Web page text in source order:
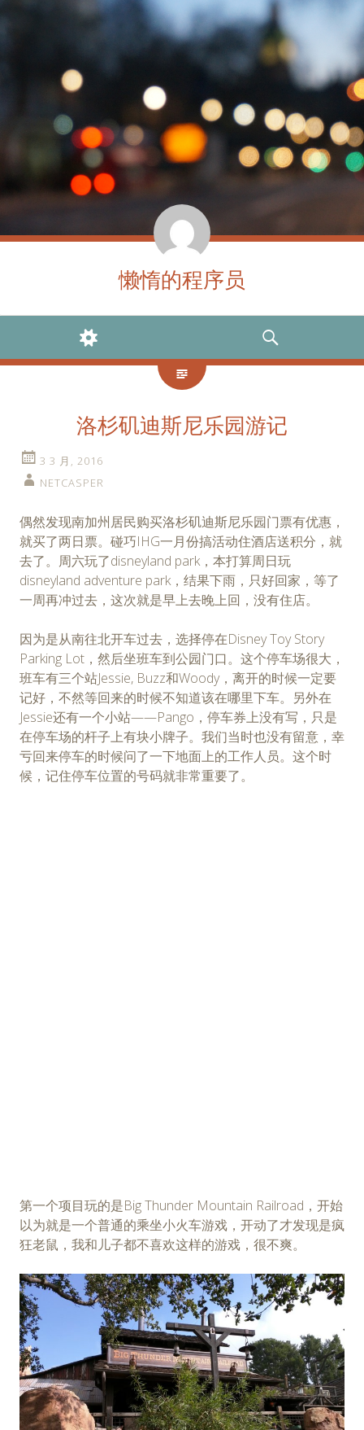
懒惰的程序员
WIDGETS
SEARCH
洛杉矶迪斯尼乐园游记
3 3 月, 2016
NETCASPER
偶然发现南加州居民购买洛杉矶迪斯尼乐园门票有优惠，
就买了两日票。碰巧IHG一月份搞活动住酒店送积分，就
去了。周六玩了disneyland park，本打算周日玩
disneyland adventure park，结果下雨，只好回家，等了
一周再冲过去，这次就是早上去晚上回，没有住店。
因为是从南往北开车过去，选择停在Disney Toy Story
Parking Lot，然后坐班车到公园门口。这个停车场很大，
班车有三个站Jessie, Buzz和Woody，离开的时候一定要
记好，不然等回来的时候不知道该在哪里下车。另外在
Jessie还有一个小站——Pango，停车券上没有写，只是
在停车场的杆子上有块小牌子。我们当时也没有留意，幸
亏回来停车的时候问了一下地面上的工作人员。这个时
候，记住停车位置的号码就非常重要了。
第一个项目玩的是Big Thunder Mountain Railroad，开始
以为就是一个普通的乘坐小火车游戏，开动了才发现是疯
狂老鼠，我和儿子都不喜欢这样的游戏，很不爽。